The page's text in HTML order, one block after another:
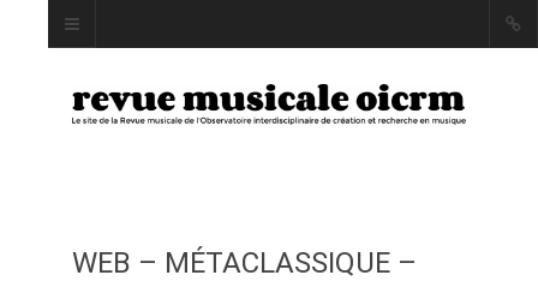
INDEX
WEB – MÉTACLASSIQUE –